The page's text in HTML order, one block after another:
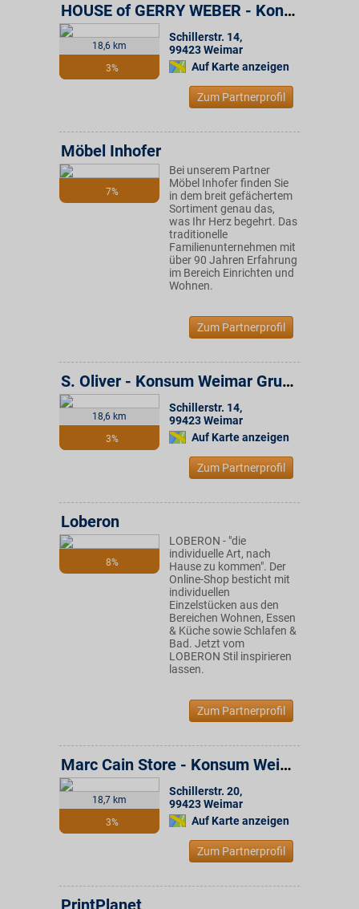
18,6 km
3%
HOUSE of GERRY WEBER - Konsum Weimar Gruppe
Schillerstr. 14,
99423Weimar
Auf Karte anzeigen
Zum Partnerprofil
7%
Möbel Inhofer
Bei unserem Partner
Möbel Inhofer finden Sie
in dem breit gefächertem
Sortiment genau das,
was Ihr Herz begehrt. Das
traditionelle
Familienunternehmen mit
über 90 Jahren Erfahrung
im Bereich Einrichten und
Wohnen.
Zum Partnerprofil
18,6 km
3%
S. Oliver - Konsum Weimar Gruppe
Schillerstr. 14,
99423Weimar
Auf Karte anzeigen
Zum Partnerprofil
8%
Loberon
LOBERON - "die
individuelle Art, nach
Hause zu kommen". Der
Online-Shop besticht mit
individuellen
Einzelstücken aus den
Bereichen Wohnen, Essen
& Küche sowie Schlafen &
Bad. Jetzt vom
LOBERON Stil inspirieren
lassen.
Zum Partnerprofil
18,7 km
3%
Marc Cain Store - Konsum Weimar Gruppe
Schillerstr. 20,
99423Weimar
Auf Karte anzeigen
Zum Partnerprofil
PrintPlanet